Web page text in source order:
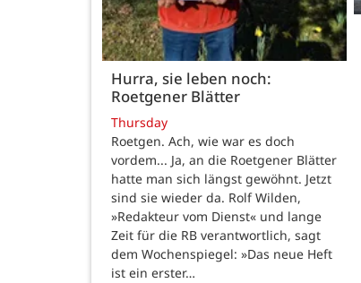
Hurra, sie leben noch:
Roetgener Blätter
Thursday
Roetgen. Ach, wie war es doch
vordem... Ja, an die Roetgener Blätter
hatte man sich längst gewöhnt. Jetzt
sind sie wieder da. Rolf Wilden,
»Redakteur vom Dienst« und lange
Zeit für die RB verantwortlich, sagt
dem Wochenspiegel: »Das neue Heft
ist ein erster…